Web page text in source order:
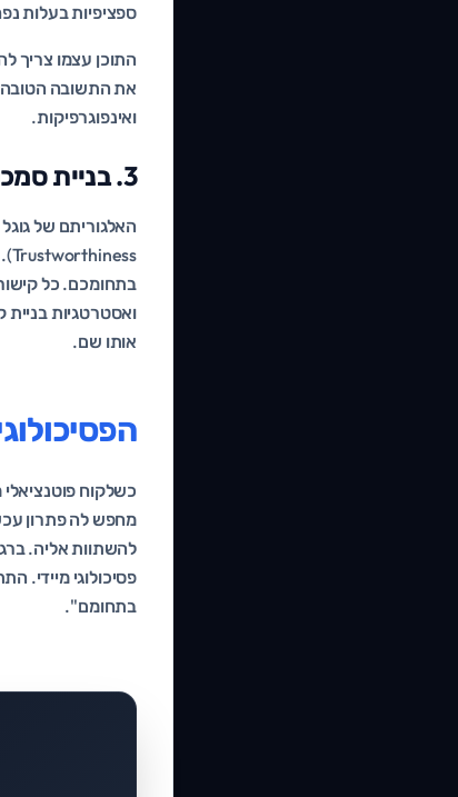
ספציפיות בעלות
את התשובה הטובה
ואינפוגרפיקות.
3. בניית סמכות ופרופיל קישורים (Link Building)
ואסטרטגיות
אותו שם.
כשלקוח
מחפש לה פתרון
להשתוות אליה.
פסיכולוגי מיידי.
בתחומם".